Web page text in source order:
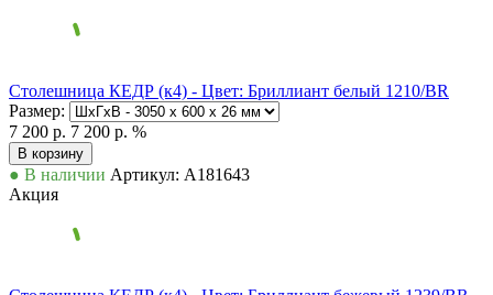
Столешница КЕДР (к4) - Цвет: Бриллиант белый 1210/BR
Размер:
7 200 р. 7 200 р. %
В корзину
● В наличии Артикул: А181643
Акция